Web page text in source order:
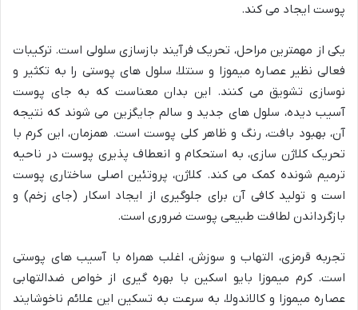
پوست ایجاد می کند.
یکی از مهمترین مراحل، تحریک فرآیند بازسازی سلولی است. ترکیبات
فعالی نظیر عصاره میموزا و سنتلا، سلول های پوستی را به تکثیر و
نوسازی تشویق می کنند. این بدان معناست که به جای پوست
آسیب دیده، سلول های جدید و سالم جایگزین می شوند که نتیجه
آن، بهبود بافت، رنگ و ظاهر کلی پوست است. همزمان، این کرم با
تحریک کلاژن سازی، به استحکام و انعطاف پذیری پوست در ناحیه
ترمیم شونده کمک می کند. کلاژن، پروتئین اصلی ساختاری پوست
است و تولید کافی آن برای جلوگیری از ایجاد اسکار (جای زخم) و
بازگرداندن لطافت طبیعی پوست ضروری است.
تجربه قرمزی، التهاب و سوزش، اغلب همراه با آسیب های پوستی
است. کرم میموزا بایو اسکین با بهره گیری از خواص ضدالتهابی
عصاره میموزا و کالاندولا، به سرعت به تسکین این علائم ناخوشایند